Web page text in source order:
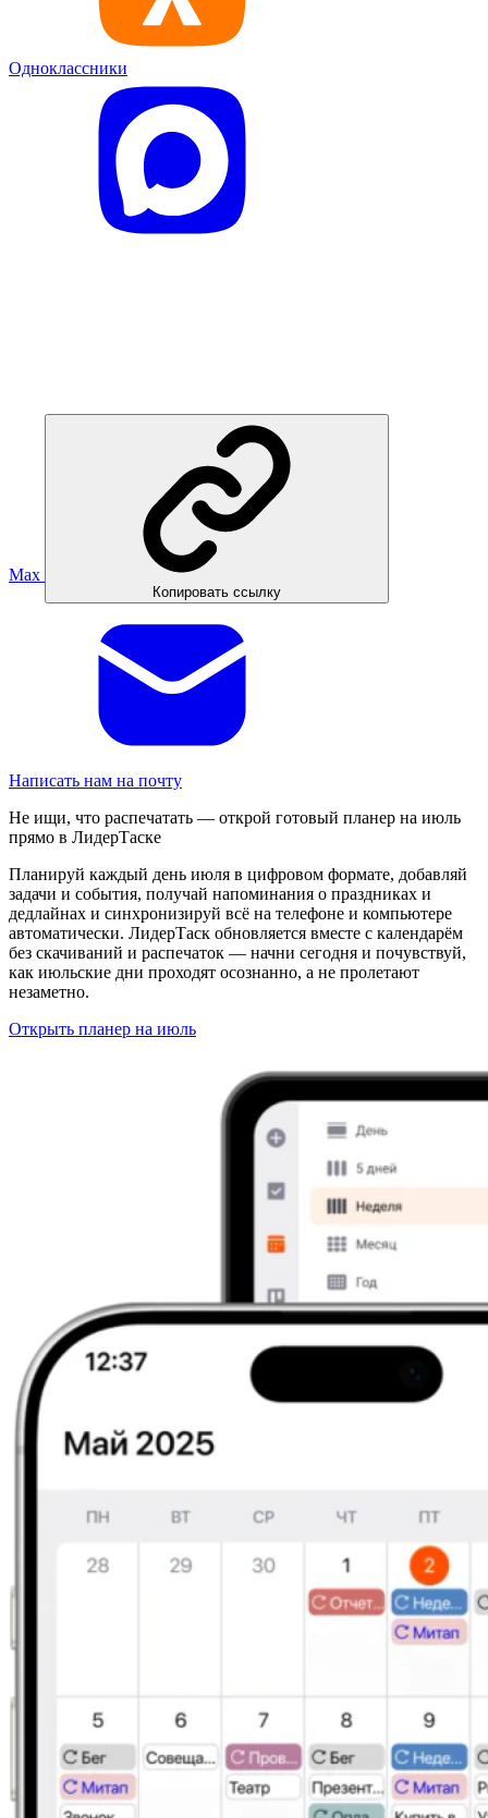
Одноклассники
Max
Копировать ссылку
Написать нам на почту
Не ищи, что распечатать — открой готовый планер на июль
прямо в ЛидерТаске
Планируй каждый день июля в цифровом формате, добавляй
задачи и события, получай напоминания о праздниках и
дедлайнах и синхронизируй всё на телефоне и компьютере
автоматически. ЛидерТаск обновляется вместе с календарём
без скачиваний и распечаток — начни сегодня и почувствуй,
как июльские дни проходят осознанно, а не пролетают
незаметно.
Открыть планер на июль